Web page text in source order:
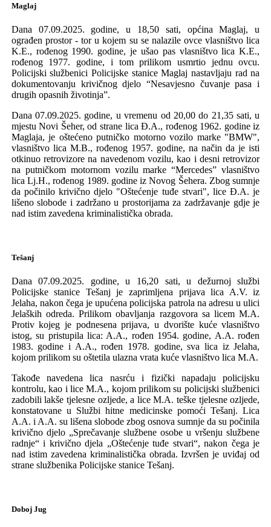
Maglaj
Dana 07.09.2025. godine, u 18,50 sati, općina Maglaj, u
ograđen prostor - toru kojem su se nalazile ovce vlasništvo lica
K.E., rođenog 1990. godine, je ušao pas vlasništvo lica K.E.,
rođenog 1977. godine, i tom prilikom usmrtio jednu ovcu.
Policijski službenici Policijske stanice Maglaj nastavljaju rad na
dokumentovanju krivičnog djelo “Nesavjesno čuvanjepasa i
drugih opasnih životinja”.
Dana 07.09.2025. godine, u vremenu od 20,00 do 21,35 sati, u
mjestu Novi Šeher, od strane licaĐ.A., rođenog 1962. godine iz
Maglaja, je oštećeno putničko motorno vozilo marke "BMW",
vlasništvo lica M.B., rođenog 1957. godine,na način da je isti
otkinuo retrovizorena navedenom vozilu, kao i desni retrovizor
na putničkom motornom vozilu marke “Mercedes”vlasništvo
licaLj.H., rođenog 1989. godineiz Novog Šehera. Zbog sumnje
da počinilo krivično djelo "Oštećenje tuđe stvari", lice Đ.A. je
lišeno slobode i zadržano u prostorijamaza zadržavanje gdje je
nad istim zavedena kriminalistička obrada.
Tešanj
Dana 07.09.2025. godine, u 16,20 sati,u dežurnoj službi
Policijske stanice Tešanj je zaprimljena prijava lica A.V. iz
Jelaha, nakon čega je upućena policijska patrola na adresu uulici
Jelaških odreda. Prilikom obavljanja razgovora sa licem M.A.
Protiv kojeg je podnesena prijava, u dvorište kuće vlasništvo
istog, su pristupila lica: A.A., rođen 1954. godine, A.A. rođen
1983. godine i A.A., rođen 1978. godine, sva lica iz Jelaha,
kojom prilikom su oštetila ulazna vrata kuće vlasništvo lica M.A.
Takođe navedena lica nasrću i fizički napadaju policijsku
kontrolu, kao i lice M.A., kojom prilikom su policijski službenici
zadobili lakše tjelesne ozljede, a lice M.A. teške tjelesne ozljede,
konstatovane u Službi hitne medicinske pomoći Tešanj. Lica
A.A. i A.A. su lišena slobode zbog osnova sumnje da su počinila
krivično djelo „Sprečavanje službene osobe u vršenju službene
radnje“ i krivično djela „Oštećenje tuđe stvari“, nakon čega je
nad istim zavedena kriminalistička obrada. Izvršen je uviđaj od
strane službenika Policijske stanice Tešanj.
Doboj Jug